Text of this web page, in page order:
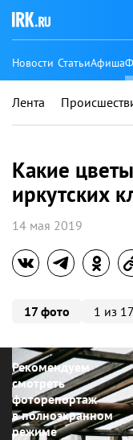
Новости СтатьиАфиша
Лента
Какие
иркутских
14 мая 2019
17 фото 1 из 17
Рекомендуем
смотреть
фоторепортаж
в полноэкранном
режиме